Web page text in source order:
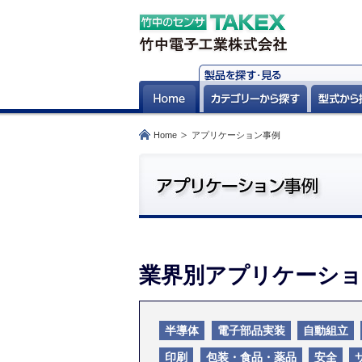
Home アプリケーション事例
業界別アプリケーシ
半導体 電子部品実装 自動組立
印刷 包装・食品・薬品 安全